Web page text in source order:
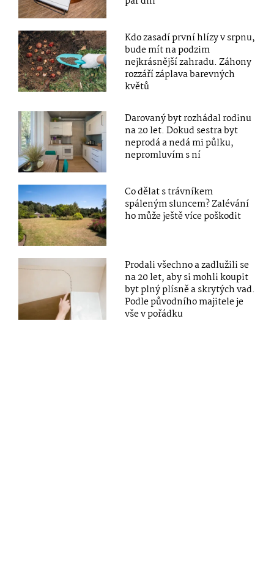
Kdo zasadí první hlízy v srpnu,
bude mít na podzim
nejkrásnější zahradu. Záhony
rozzáří záplava barevných
květů
Darovaný byt rozhádal rodinu
na 20 let. Dokud sestra byt
neprodá a nedá mi půlku,
nepromluvím s ní
Co dělat s trávníkem
spáleným sluncem? Zalévání
ho může ještě více poškodit
Prodali všechno a zadlužili se
na 20 let, aby si mohli koupit
byt plný plísně a skrytých vad.
Podle původního majitele je
vše v pořádku